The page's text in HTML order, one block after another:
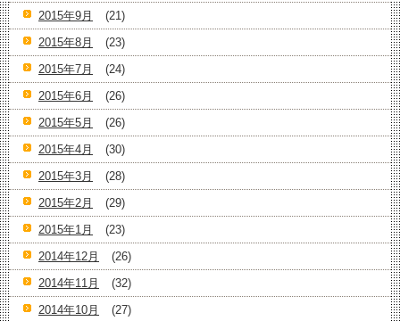
2015年9月
(21)
2015年8月
(23)
2015年7月
(24)
2015年6月
(26)
2015年5月
(26)
2015年4月
(30)
2015年3月
(28)
2015年2月
(29)
2015年1月
(23)
2014年12月
(26)
2014年11月
(32)
2014年10月
(27)